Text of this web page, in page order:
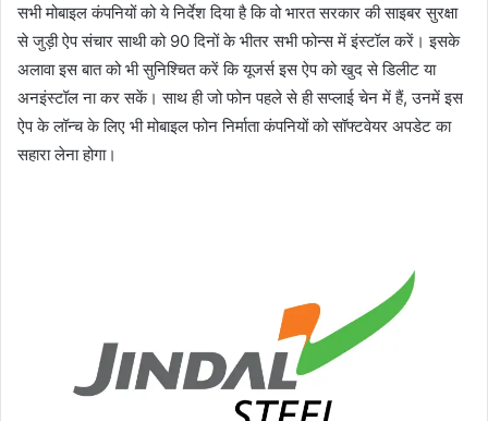
सभी मोबाइल कंपनियों को ये निर्देश दिया है कि वो भारत सरकार की साइबर सुरक्षा
से जुड़ी ऐप संचार साथी को 90 दिनों के भीतर सभी फोन्स में इंस्टॉल करें। इसके
अलावा इस बात को भी सुनिश्चित करें कि यूजर्स इस ऐप को खुद से डिलीट या
अनइंस्टॉल ना कर सकें। साथ ही जो फोन पहले से ही सप्लाई चेन में हैं, उनमें इस
ऐप के लॉन्च के लिए भी मोबाइल फोन निर्माता कंपनियों को सॉफ्टवेयर अपडेट का
सहारा लेना होगा।